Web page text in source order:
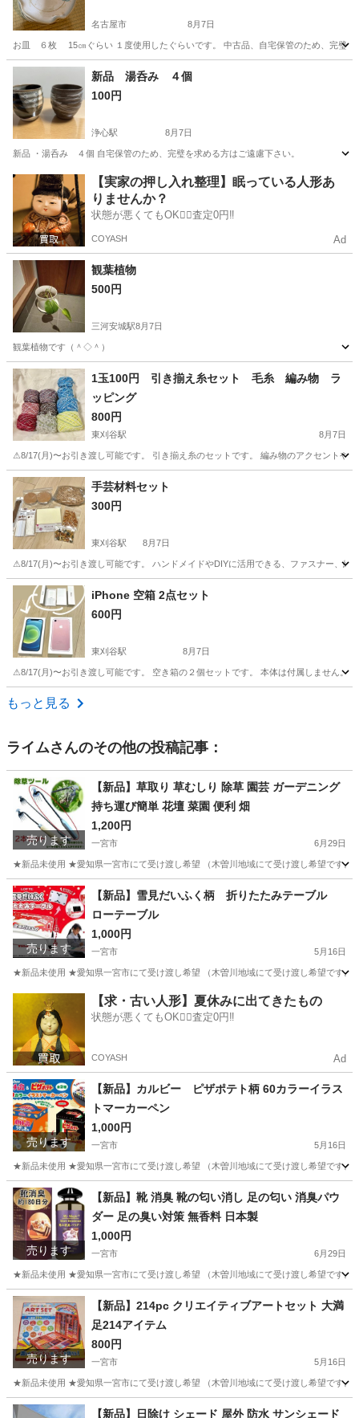
名古屋市 8月7日
お皿 ６枚 15㎝ぐらい １度使用したぐらいです。 中古品、自宅保管のため、完璧を
愛知 名古屋市 食器 セット
新品 湯呑み ４個
100円
浄心駅 8月7日
新品 ・湯呑み ４個 自宅保管のため、完璧を求める方はご遠慮下さい。
愛知 名古屋市 浄心駅 生活雑貨 湯呑み
【実家の押し入れ整理】眠っている人形あ
りませんか？
状態が悪くてもOK🙆‍♀️査定0円‼️
COYASH Ad
観葉植物
500円
三河安城駅8月7日
観葉植物です（＾◇＾）
愛知 刈谷市 三河安城駅 家庭用品
1玉100円 引き揃え糸セット 毛糸 編み物 ラ
ッピング
800円
東刈谷駅 8月7日
⚠︎8/17(月)〜お引き渡し可能です。 引き揃え糸のセットです。 編み物のアクセントや
愛知 知立市 東刈谷駅 その他
手芸材料セット
300円
東刈谷駅 8月7日
⚠︎8/17(月)〜お引き渡し可能です。 ハンドメイドやDIYに活用できる、ファスナー、
愛知 知立市 その他
iPhone 空箱 2点セット
600円
東刈谷駅 8月7日
⚠︎8/17(月)〜お引き渡し可能です。 空き箱の２個セットです。 本体は付属しません。
愛知 知立市
もっと見る
ライムさんのその他の投稿記事：
売ります
【新品】草取り 草むしり 除草 園芸 ガーデニング
持ち運び簡単 花壇 菜園 便利 畑
1,200円
一宮市 6月29日
★新品未使用 ★愛知県一宮市にて受け渡し希望 （木曽川地域にて受け渡し希望です
愛知 一宮市 その他 草取り
売ります
【新品】雪見だいふく柄 折りたたみテーブル
ローテーブル
1,000円
一宮市 5月16日
★新品未使用 ★愛知県一宮市にて受け渡し希望 （木曽川地域にて受け渡し希望です
その他 ロー
【求・古い人形】夏休みに出てきたもの
状態が悪くてもOK🙆‍♀️査定0円‼️
COYASH Ad
売ります
【新品】カルビー ピザポテト柄 60カラーイラス
トマーカーペン
1,000円
一宮市 5月16日
★新品未使用 ★愛知県一宮市にて受け渡し希望 （木曽川地域にて受け渡し希望です
愛知 一宮市 その他 取っ手
売ります
【新品】靴 消臭 靴の匂い消し 足の匂い 消臭パウ
ダー 足の臭い対策 無香料 日本製
1,000円
一宮市 6月29日
★新品未使用 ★愛知県一宮市にて受け渡し希望 （木曽川地域にて受け渡し希望です
愛知 一宮市 その他
売ります
【新品】214pc クリエイティブアートセット 大満
足214アイテム
800円
一宮市 5月16日
★新品未使用 ★愛知県一宮市にて受け渡し希望 （木曽川地域にて受け渡し希望です
愛知 一宮市 その他 アート
【新品】日除け シェード 屋外 防水 サンシェード